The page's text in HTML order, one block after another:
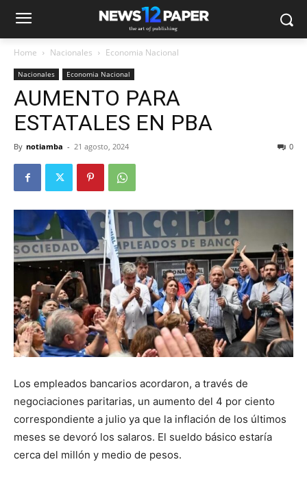
Home Nacionales Economia Nacional
Nacionales Economia Nacional
AUMENTO PARA
ESTATALES EN PBA
By notiamba - 21 agosto, 2024 0
Los empleados bancarios acordaron, a través de
negociaciones paritarias, un aumento del 4 por ciento
correspondiente a julio ya que la inflación de los últimos
meses se devoró los salaros. El sueldo básico estaría
cerca del millón y medio de pesos.